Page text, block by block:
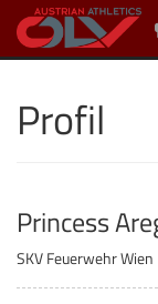
Profil
Princess
SKV Feuerwehr Wien